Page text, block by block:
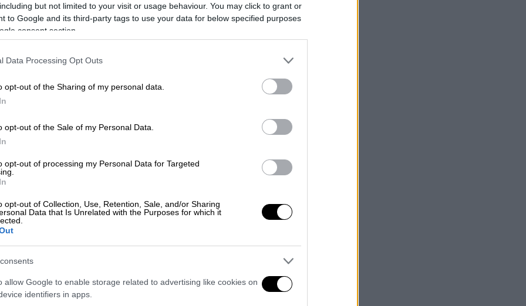
but not limited to your visit or usage behaviour. You may click to grant or
to Google and its third-party tags to use your data for below specified purposes
consent section.
Data Processing Opt Outs
opt-out of the Sharing of my personal data.
opt-out of the Sale of my Personal Data.
opt-out of processing my Personal Data for Targeted
opt-out of Collection, Use, Retention, Sale, and/or Sharing
Data that Is Unrelated with the Purposes for which it
allow Google to enable storage related to advertising like cookies on
identifiers in apps.
το ΕΘΝΟΣ στη Google
σήμεραΣάββατο 10 Φεβρουαρίου.
Χάρης, Χάμπος, Λάμπης, Λάμπος,
Χαραλαμπή, Λαμπή, Λάμπω,
Χάμπη